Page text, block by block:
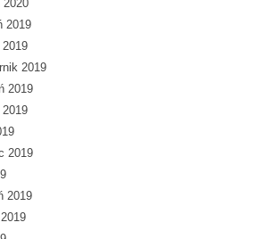
2019
2019
2019
2019
2019